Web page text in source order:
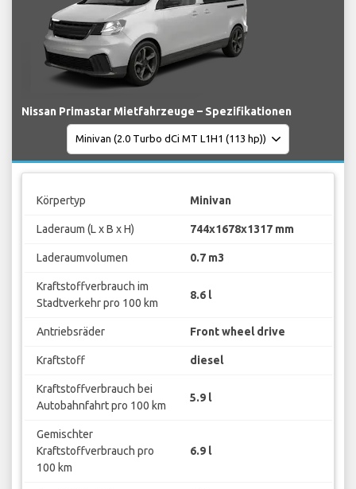
Nissan Primastar Mietfahrzeuge – Spezifikationen
Körpertyp Minivan
Laderaum (L x B x H) 744x1678x1317 mm
Laderaumvolumen 0.7 m3
Kraftstoffverbrauch im
Stadtverkehr pro 100 km
8.6 l
Antriebsräder Front wheel drive
Kraftstoff diesel
Kraftstoffverbrauch bei
Autobahnfahrt pro 100 km
5.9 l
Gemischter
Kraftstoffverbrauch pro
100 km
6.9 l